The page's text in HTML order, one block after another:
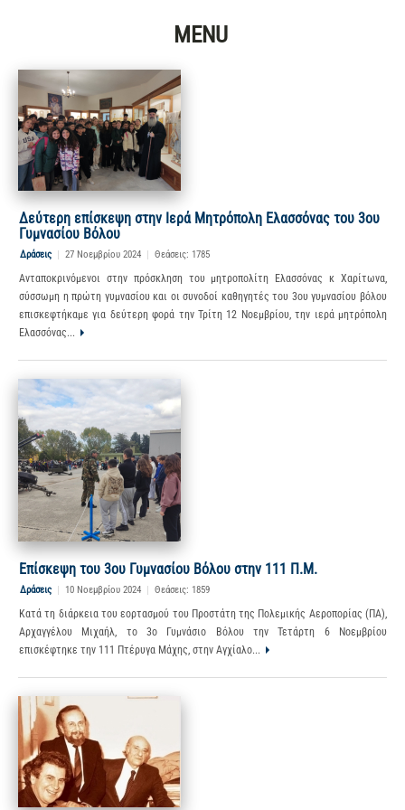
MENU
Δεύτερη επίσκεψη στην Ιερά Μητρόπολη Ελασσόνας του 3ου
Γυμνασίου Βόλου
Δράσεις | 27 Νοεμβρίου 2024 | Θεάσεις: 1785
Ανταποκρινόμενοι στην πρόσκληση του μητροπολίτη Ελασσόνας κ Χαρίτωνα,
σύσσωμη η πρώτη γυμνασίου και οι συνοδοί καθηγητές του 3ου γυμνασίου βόλου
επισκεφτήκαμε για δεύτερη φορά την Τρίτη 12 Νοεμβρίου, την ιερά μητρόπολη
Ελασσόνας...
Επίσκεψη του 3ου Γυμνασίου Βόλου στην 111 Π.Μ.
Δράσεις | 10 Νοεμβρίου 2024 | Θεάσεις: 1859
Κατά τη διάρκεια του εορτασμού του Προστάτη της Πολεμικής Αεροπορίας (ΠΑ),
Αρχαγγέλου Μιχαήλ, το 3ο Γυμνάσιο Βόλου την Τετάρτη 6 Νοεμβρίου
επισκέφτηκε την 111 Πτέρυγα Μάχης, στην Αγχίαλο...